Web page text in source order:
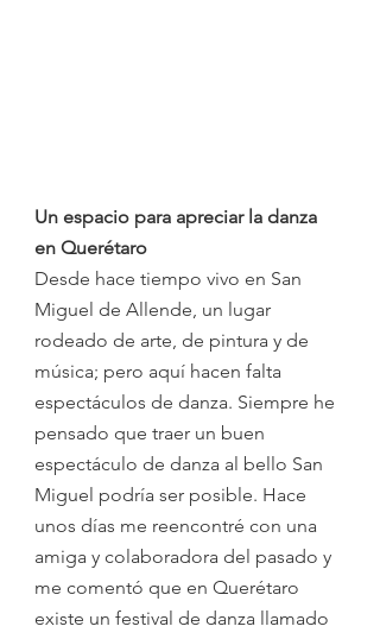
Un espacio para apreciar la danza
en Querétaro
Desde hace tiempo vivo en San
Miguel de Allende, un lugar
rodeado de arte, de pintura y de
música; pero aquí hacen falta
espectáculos de danza. Siempre he
pensado que traer un buen
espectáculo de danza al bello San
Miguel podría ser posible. Hace
unos días me reencontré con una
amiga y colaboradora del pasado y
me comentó que en Querétaro
existe un festival de danza llamado